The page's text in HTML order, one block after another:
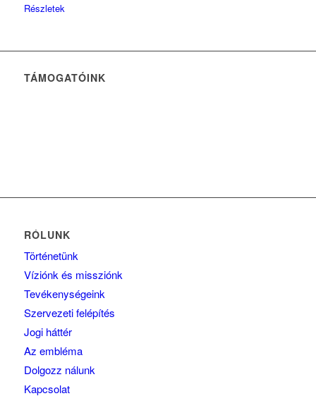
Részletek
TÁMOGATÓINK
RÓLUNK
Történetünk
Víziónk és missziónk
Tevékenységeink
Szervezeti felépítés
Jogi háttér
Az embléma
Dolgozz nálunk
Kapcsolat